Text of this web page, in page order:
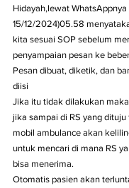
Hidayah,lewat WhatsAppnya
15/12/2024)05.58
kita sesuai SOP sebelum
penyampaian pesan ke
Pesan dibuat, diketik, dan
diisi
Jika itu tidak dilakukan
jika sampai di RS yang
mobil ambulance akan
untuk mencari di mana RS
bisa menerima.
Otomatis pasien akan